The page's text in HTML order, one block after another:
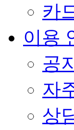
카
이용
공
자
상